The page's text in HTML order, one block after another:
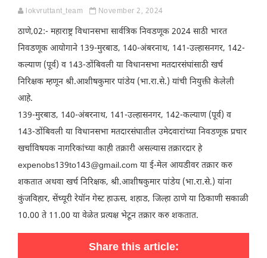
lokvruttant_team November 2, 2024
ठाणे,02:- महाराष्ट्र विधानसभा सार्वत्रिक निवडणूक 2024 साठी भारत
निवडणूक आयोगाने 139-मुरबाड, 140-अंबरनाथ, 141-उल्हासनगर, 142-
कल्याण (पूर्व) व 143-डोंबिवली या विधानसभा मतदारसंघांसाठी खर्च
निरिक्षक म्हणून श्री.आशीषकुमार पांडेय (भा.रा.से.) यांची नियुक्ती केलेली
आहे.
139-मुरबाड, 140-अंबरनाथ, 141-उल्हासनगर, 142-कल्याण (पूर्व) व
143-डोंबिवली या विधानसभा मतदारसंघातील उमेदवारांच्या निवडणूक प्रचार
खर्चाविषयक नागरिकांच्या काही तक्रारी असल्यास तक्रारदार हे
expenobs139to143@gmail.com या ई-मेल आयडीवर तक्रार करु
शकतात अथवा खर्च निरिक्षक, श्री.आशीषकुमार पांडेय (भा.रा.से.) यांना
कुंजविहार, सेंच्यूरी रेयॉन गेस्ट हाऊस, शहाड, जिल्हा ठाणे या ठिकाणी सकाळी
10.00 ते 11.00 या वेळेत प्रत्यक्ष भेटून तक्रार करु शकतात.
Share this article: